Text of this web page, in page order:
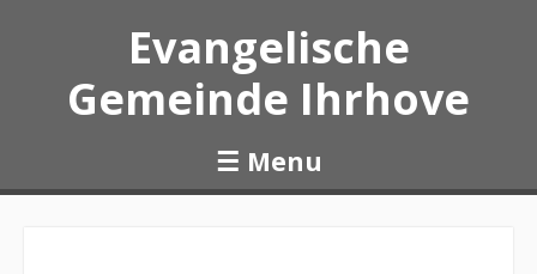
Evangelische
Gemeinde Ihrhove
☰ Menu
Skip to content